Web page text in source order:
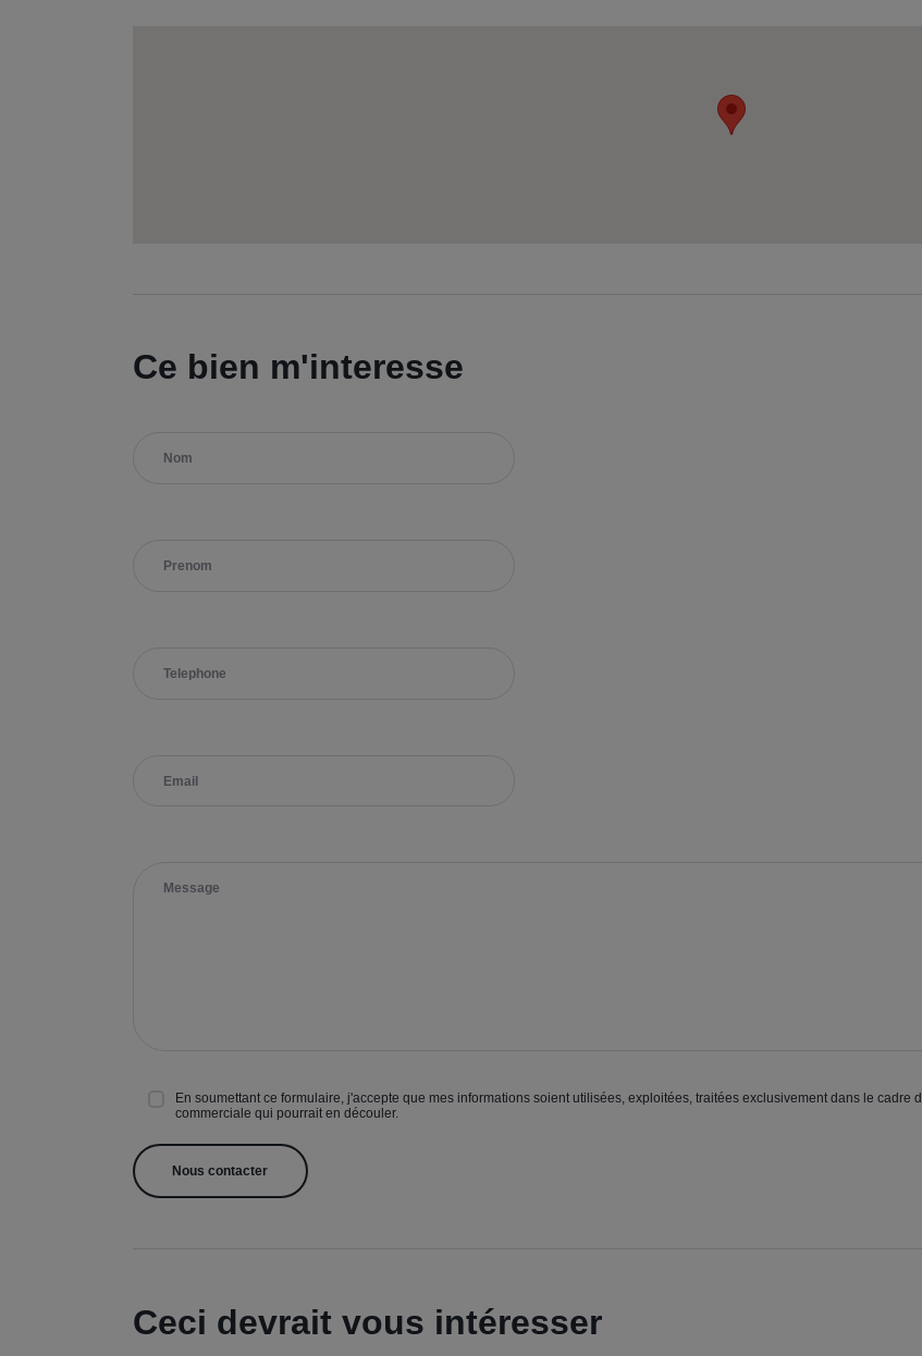
Ce bien m'interesse
En soumettant ce formulaire, j'accepte que mes informations soient utilisées, exploitées, traitées exclusivement dans le cadre
commerciale qui pourrait en découler.
Ceci devrait vous intéresser